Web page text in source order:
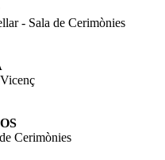
- Sala de Cerimònies
Cerimònies